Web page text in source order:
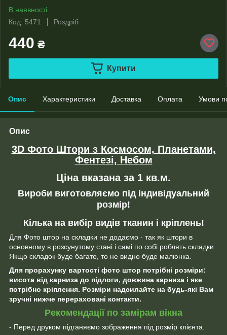
В наявності
Код: 5471
Роздріб
440 ₴
Купити
Опис Характеристики Доставка Оплата Умови
Опис
3D Фото Штори з Космосом, Планетами,
Фентезі, Небом
Ціна вказана за 1 кв.м.
Вироби виготовляємо під індивідуальний
розмір!
Кілька на вибір видів тканин і кріплень!
Для Фото штор на складки не додаємо - так як штори в
основному в розсунутому стані і самі по собі роблять складки.
Якщо складок буде багато, то не видно буде малюнка.
Для прорахунку вартості фото штор потрібні розміри:
висота від карниза до підлоги, довжина карниза і яке
потрібно кріплення. Розміри надсилайте на будь-які Вам
зручні нижче перераховані контакти.
Рекомендації по замірам вікна
- Перед друком підганяємо зображення під розмір клієнта.